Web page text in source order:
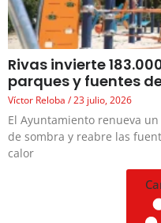
Rivas invierte
parques y fuentes
Víctor Reloba 23 julio, 2026
El Ayuntamiento renueva
de sombra y reabre las
calor